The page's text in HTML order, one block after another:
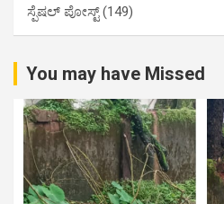
ಸ್ಪೆಷಲ್ ಪೋಸ್ಟ್(149)
You may have Missed